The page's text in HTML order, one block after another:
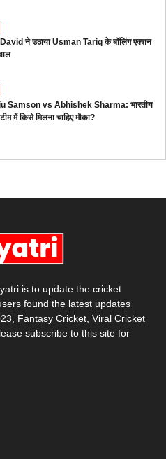
ने उठाया Usman Tariq के बॉलिंग एक्शन
Samson vs Abhishek Sharma: भारतीय
में किसे मिलना चाहिए मौका?
is to update the cricket
found the latest updates
Fantasy Cricket, Viral Cricket
subscribe to this site for